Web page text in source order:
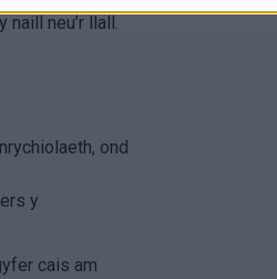
neu’r llall.
ond
y
cais am